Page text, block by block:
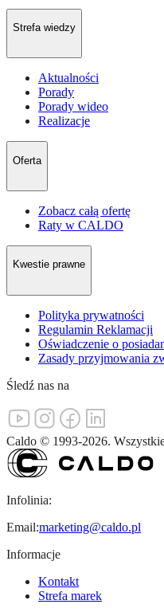
Strefa wiedzy
Aktualności
Porady
Porady wideo
Realizacje
Oferta
Zobacz całą ofertę
Raty w CALDO
Kwestie prawne
Polityka prywatności
Regulamin Reklamacji
Oświadczenie o
Zasady przyjmowania
Śledź nas na
Caldo © 1993-2026.
Infolinia:
Email:marketing@caldo.pl
Informacje
Kontakt
Strefa marek